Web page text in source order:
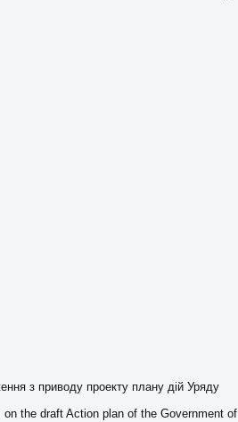
з приводу проекту плану дій Уряду
the draft Action plan of the Government of